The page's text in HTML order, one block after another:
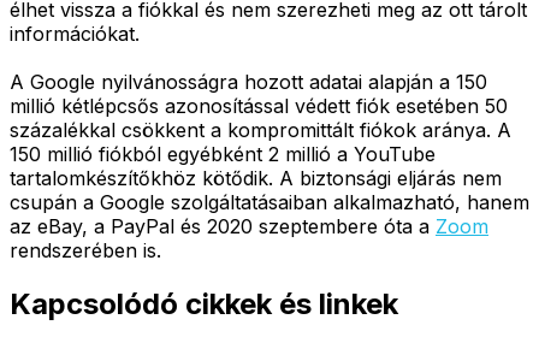
élhet vissza a fiókkal és nem szerezheti meg az ott tárolt
információkat.
A Google nyilvánosságra hozott adatai alapján a 150
millió kétlépcsős azonosítással védett fiók esetében 50
százalékkal csökkent a kompromittált fiókok aránya. A
150 millió fiókból egyébként 2 millió a YouTube
tartalomkészítőkhöz kötődik. A biztonsági eljárás nem
csupán a Google szolgáltatásaiban alkalmazható, hanem
az eBay, a PayPal és 2020 szeptembere óta a Zoom
rendszerében is.
Kapcsolódó cikkek és linkek